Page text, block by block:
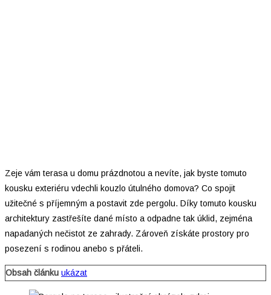
Zeje vám terasa u domu prázdnotou a nevíte, jak byste tomuto
kousku exteriéru vdechli kouzlo útulného domova? Co spojit
užitečné s příjemným a postavit zde pergolu. Díky tomuto kousku
architektury zastřešíte dané místo a odpadne tak úklid, zejména
napadaných nečistot ze zahrady. Zároveň získáte prostory pro
posezení s rodinou anebo s přáteli.
Obsah článku ukázat